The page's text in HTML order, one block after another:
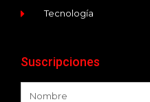
Tecnología
Suscripciones